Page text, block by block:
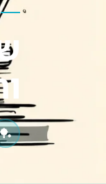
‪055-9924080‬ וואטסאפ 🏓